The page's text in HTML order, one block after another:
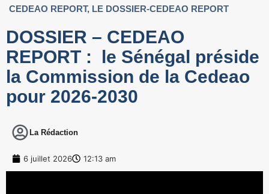
CEDEAO REPORT, LE DOSSIER-CEDEAO REPORT
DOSSIER – CEDEAO
REPORT : le Sénégal préside
la Commission de la Cedeao
pour 2026-2030
La Rédaction
6 juillet 2026 12:13 am